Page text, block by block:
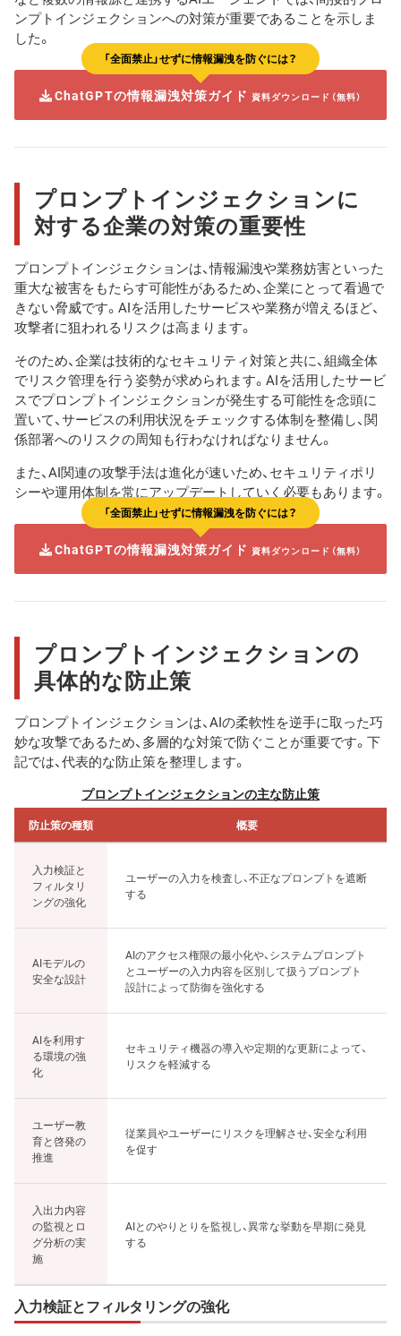
ンプトインジェクションへの対策が重要であることを示しま
した。
「全面禁止」せずに情報漏洩を防ぐには？
ChatGPTの情報漏洩対策ガイド資料ダウンロード（無料）
プロンプトインジェクションに
対する企業の対策の重要性
プロンプトインジェクションは、情報漏洩や業務妨害といった
重大な被害をもたらす可能性があるため、企業にとって看過で
きない脅威です。AIを活用したサービスや業務が増えるほど、
攻撃者に狙われるリスクは高まります。
そのため、企業は技術的なセキュリティ対策と共に、組織全体
でリスク管理を行う姿勢が求められます。AIを活用したサービ
スでプロンプトインジェクションが発生する可能性を念頭に
置いて、サービスの利用状況をチェックする体制を整備し、関
係部署へのリスクの周知も行わなければなりません。
また、AI関連の攻撃手法は進化が速いため、セキュリティポリ
シーや運用体制を常にアップデートしていく必要もあります。
「全面禁止」せずに情報漏洩を防ぐには？
ChatGPTの情報漏洩対策ガイド資料ダウンロード（無料）
プロンプトインジェクションの
具体的な防止策
プロンプトインジェクションは、AIの柔軟性を逆手に取った巧
妙な攻撃であるため、多層的な対策で防ぐことが重要です。下
記では、代表的な防止策を整理します。
プロンプトインジェクションの主な防止策
防止策の種類 概要
入力検証と
フィルタリ
ングの強化
ユーザーの入力を検査し、不正なプロンプトを遮断
する
AIモデルの
安全な設計
AIのアクセス権限の最小化や、システムプロンプト
とユーザーの入力内容を区別して扱うプロンプト
設計によって防御を強化する
AIを利用す
る環境の強
化
セキュリティ機器の導入や定期的な更新によって、
リスクを軽減する
ユーザー教
育と啓発の
推進
従業員やユーザーにリスクを理解させ、安全な利用
を促す
入出力内容
の監視とロ
グ分析の実
施
AIとのやりとりを監視し、異常な挙動を早期に発見
する
入力検証とフィルタリングの強化